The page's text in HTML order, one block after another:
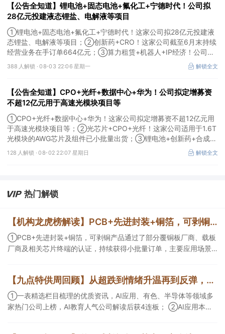
【公告全知道】锂电池+固态电池+氟化工+宁德时代！公司拟
28亿元投建液态锂盐、电解液等项目
①锂电池+固态电池+氟化工+宁德时代！这家公司拟28亿元投建液
态锂盐、电解液等项目；②创新药+CRO！这家公司截至6月末持续
经营业务在手订单664亿元；③算力租赁+机器人+IP经济！公司签
署32亿元算力服务合同。
388 人解锁 ·08-03 22:06 星期一 解锁全文
【公告全知道】CPO+光纤+数据中心+华为！公司拟定增募资
不超12亿元用于高速光模块项目等
①CPO+光纤+数据中心+华为！这家公司拟定增募资不超12亿元用
于高速光模块项目等；②光芯片+CPO+光纤！这家公司适用于1.6T
光模块的AWG芯片及组件已小批量出货；③锂电池+创新药+合成生
物！公司拟定增募资不超过7亿元以切入半导体供应链。
128 人解锁 ·08-02 22:07 星期日 解锁全文
热门解锁
【机构龙虎榜解读】PCB+先进封装+铜箔，可剥铜产品通过了部分覆铜板厂商、载板厂商及相关芯片终端的认证，持续获得小批量订单，主要应用场景包括芯片封装光模块用PCB，机构大额净买入这家公司
①PCB+先进封装+铜箔，可剥铜产品通过了部分覆铜板厂商、载板
厂商及相关芯片终端的认证，持续获得小批量订单，主要应用场景
等方面具有丰富经验，具备承接细胞与基因治疗产品商业化受托生
产的合规资质，这家公司获净买入。
【九点特供周回顾】从超跌到情绪升温再到反弹，栏目梳理AI应用题材逻辑，AI教育人气公司解读后获4连板
①一表精选栏目梳理的优质资讯，AI应用、有色、半导体等领域多
家热门公司上榜，AI教育人气公司解读后获4连板； ②AI应用本周